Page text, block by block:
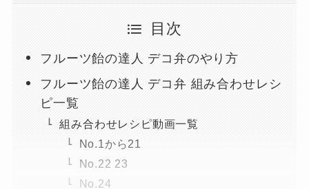
目次
フルーツ飴の達人 デコ弁のやり方
フルーツ飴の達人 デコ弁 組み合わせレシ
ピ一覧
組み合わせレシピ動画一覧
No.1から21
No.22 23
No.24